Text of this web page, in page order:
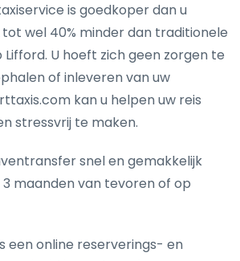
is goedkoper dan u
wel 40% minder dan traditionele
U hoeft zich geen zorgen te
of inleveren van uw
kan u helpen uw reis
stressvrij te maken.
snel en gemakkelijk
maanden van tevoren of op
een online reserverings- en